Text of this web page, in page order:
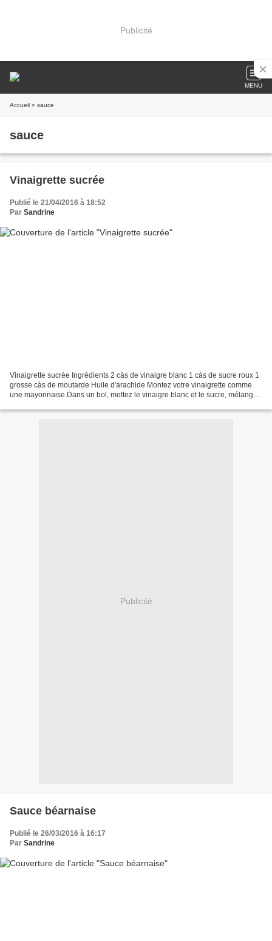
Publicité
MENU
Accueil » sauce
sauce
Vinaigrette sucrée
Publié le 21/04/2016 à 18:52
Par Sandrine
Vinaigrette sucrée Ingrédients 2 càs de vinaigre blanc 1 càs de sucre roux 1
grosse càs de moutarde Huile d'arachide Montez votre vinaigrette comme
une mayonnaise Dans un bol, mettez le vinaigre blanc et le sucre, mélangez
Publicité
Sauce béarnaise
Publié le 26/03/2016 à 16:17
Par Sandrine